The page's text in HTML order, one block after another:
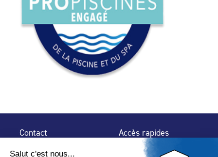
Contact
32 rue de Mogador
Accès rapides
Espace Presse